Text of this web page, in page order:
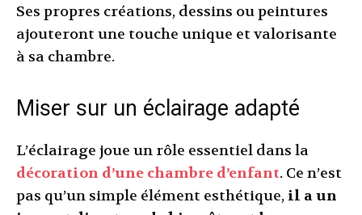
Ses propres créations, dessins ou peintures
ajouteront une touche unique et valorisante
à sa chambre.
Miser sur un éclairage adapté
L’éclairage joue un rôle essentiel dans la
décoration d’une chambre d’enfant. Ce n’est
pas qu’un simple élément esthétique, il a un